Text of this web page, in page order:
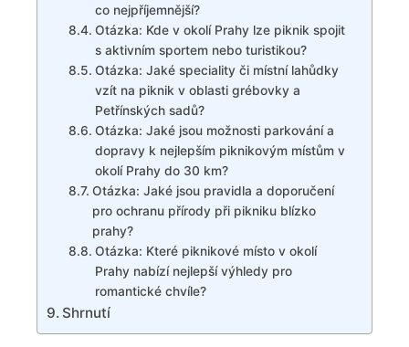
⁣co ⁤nejpříjemnější?
Otázka: Kde v okolí ⁣Prahy lze⁢ piknik ⁣spojit
s ‍aktivním sportem nebo​ turistikou?
Otázka: Jaké ⁣speciality​ či ​místní ⁤lahůdky
vzít na piknik ‌v oblasti ‌grébovky a
‌Petřínských sadů?
Otázka: Jaké jsou možnosti parkování a
dopravy⁢ k nejlepším piknikovým místům v
⁣okolí Prahy do 30 km?
Otázka: Jaké jsou​ pravidla a doporučení⁢
pro‍ ochranu přírody při pikniku blízko
prahy?
Otázka: Které piknikové‍ místo v okolí⁣
Prahy nabízí nejlepší výhledy‍ pro
romantické ⁢chvíle?
Shrnutí